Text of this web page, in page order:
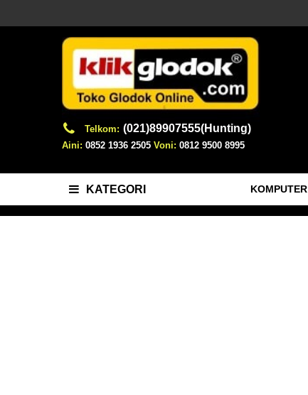
Telkom: (021)89907555(Hunting)
Aini: 0852 1936 2505 Voni: 0812 9500 8995
KATEGORI KOMPUTER